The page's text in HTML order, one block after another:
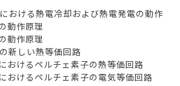
ける熱電冷却および熱電発電の動作
作原理
作原理
しい熱等価回路
るペルチェ素子の熱等価回路
るペルチェ素子の電気等価回路